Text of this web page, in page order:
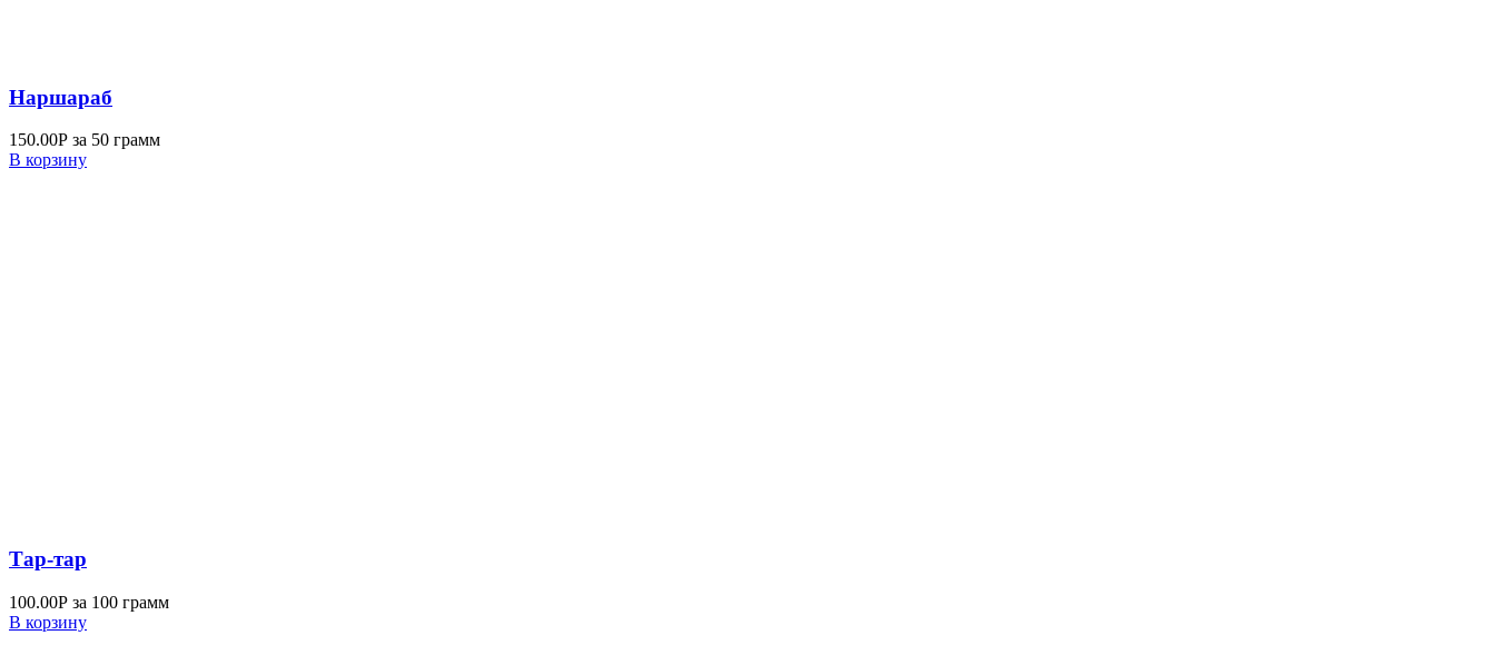
Наршараб
150.00Р за 50 грамм
В корзину
Тар-тар
100.00Р за 100 грамм
В корзину